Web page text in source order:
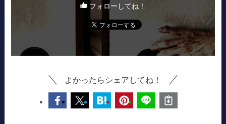
フォローしてね！
よかったらシェアしてね！